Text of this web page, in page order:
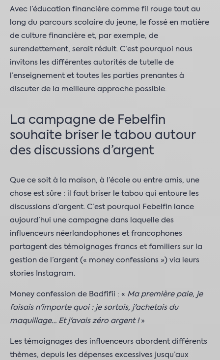
Avec l’éducation financière comme fil rouge tout au
long du parcours scolaire du jeune, le fossé en matière
de culture financière et, par exemple, de
surendettement, serait réduit. C’est pourquoi nous
invitons les différentes autorités de tutelle de
l’enseignement et toutes les parties prenantes à
discuter de la meilleure approche possible.
La campagne de Febelfin
souhaite briser le tabou autour
des discussions d’argent
Que ce soit à la maison, à l’école ou entre amis, une
chose est sûre : il faut briser le tabou qui entoure les
discussions d’argent. C’est pourquoi Febelfin lance
aujourd’hui une campagne dans laquelle des
influenceurs néerlandophones et francophones
partagent des témoignages francs et familiers sur la
gestion de l’argent (« money confessions ») via leurs
stories Instagram.
Money confession de Badfifii : « Ma première paie, je
faisais n'importe quoi : je sortais, j'achetais du
maquillage… Et j'avais zéro argent ! »
Les témoignages des influenceurs abordent différents
thèmes, depuis les dépenses excessives jusqu’aux